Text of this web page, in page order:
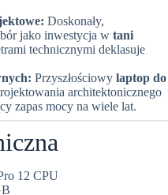
Doskonały,
jako inwestycja w tani
technicznymi deklasuje
Przyszłościowy laptop do
architektonicznego
zapas mocy na wiele lat.
12 CPU